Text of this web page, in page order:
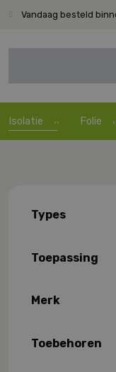
Vandaag besteld
Isolatie Folie
Types
Toepassing
Merk
Toebehoren